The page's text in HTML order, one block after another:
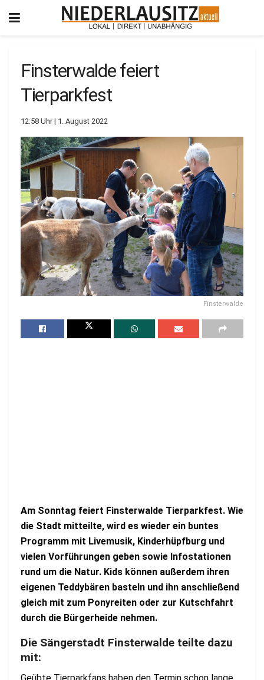
Finsterwalde feiert
Tierparkfest
12:58 Uhr | 1. August 2022
Finsterwalde
Am Sonntag feiert Finsterwalde Tierparkfest. Wie
die Stadt mitteilte, wird es wieder ein buntes
Programm mit Livemusik, Kinderhüpfburg und
vielen Vorführungen geben sowie Infostationen
rund um die Natur. Kids können außerdem ihren
eigenen Teddybären basteln und ihn anschließend
gleich mit zum Ponyreiten oder zur Kutschfahrt
durch die Bürgerheide nehmen.
Die Sängerstadt Finsterwalde teilte dazu
mit:
Geübte Tierparkfans haben den Termin schon lange